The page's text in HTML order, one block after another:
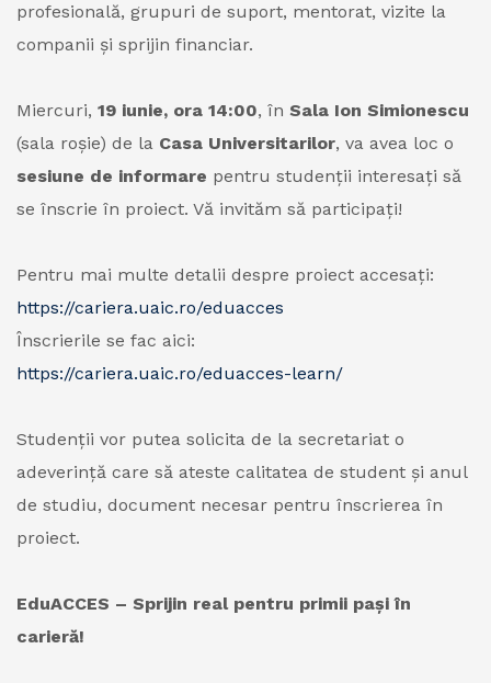
profesională, grupuri de suport, mentorat, vizite la
companii și sprijin financiar.
Miercuri, 19 iunie, ora 14:00, în Sala Ion Simionescu
(sala roșie) de la Casa Universitarilor, va avea loc o
sesiune de informare pentru studenții interesați să
se înscrie în proiect. Vă invităm să participați!
Pentru mai multe detalii despre proiect accesați:
https://cariera.uaic.ro/eduacces
Înscrierile se fac aici:
https://cariera.uaic.ro/eduacces-learn/
Studenții vor putea solicita de la secretariat o
adeverință care să ateste calitatea de student și anul
de studiu, document necesar pentru înscrierea în
proiect.
EduACCES – Sprijin real pentru primii pași în
carieră!